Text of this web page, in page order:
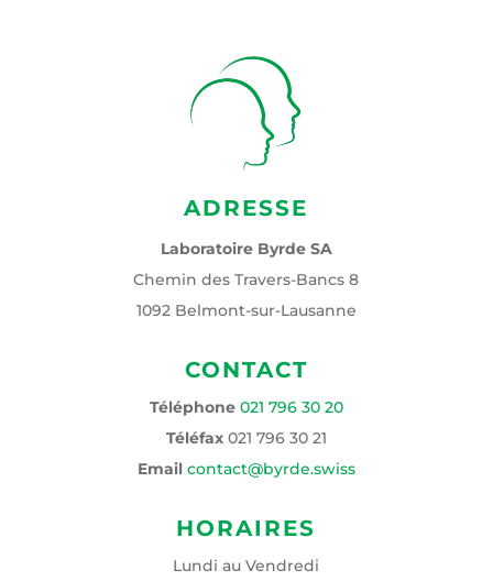
ADRESSE
Laboratoire Byrde SA
Chemin des Travers-Bancs 8
1092 Belmont-sur-Lausanne
CONTACT
Téléphone 021 796 30 20
Téléfax 021 796 30 21
Email contact@byrde.swiss
HORAIRES
Lundi au Vendredi